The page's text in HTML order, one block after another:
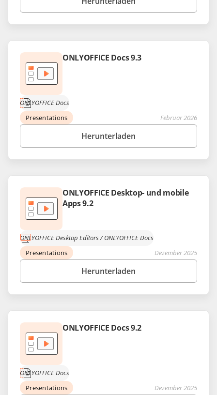
ONLYOFFICE Docs 9.3
ONLYOFFICE Docs
Presentations
Februar 2026
Herunterladen
ONLYOFFICE Desktop- und mobile
Apps 9.2
ONLYOFFICE Desktop Editors/ONLYOFFICE Docs
Presentations
Dezember 2025
Herunterladen
ONLYOFFICE Docs 9.2
ONLYOFFICE Docs
Presentations
Dezember 2025